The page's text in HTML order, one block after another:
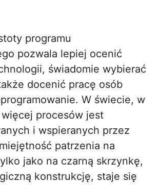
programu
pozwala lepiej ocenić
świadomie wybierać
docenić pracę osób
W świecie, w
procesów jest
i wspieranych przez
patrzenia na
jako na czarną skrzynkę,
konstrukcję, staje się